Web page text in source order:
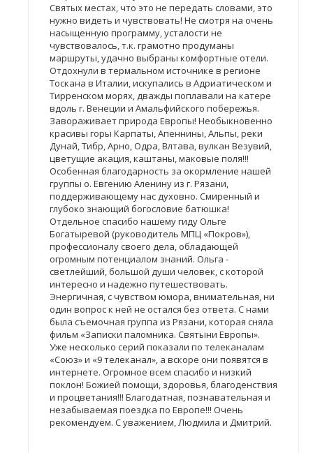
Святых местах, что это не передать словами, это
нужно видеть и чувствовать! Не смотря на очень
насыщенную программу, усталости не
чувствовалось, т.к. грамотно продуманы
маршруты, удачно выбраны комфортные отели.
Отдохнули в термальном источнике в регионе
Тоскана в Италии, искупались в Адриатическом и
Тирренском морях, дважды поплавали на катере
вдоль г. Венеции и Амальфийского побережья.
Завораживает природа Европы! Необыкновенно
красивы горы Карпаты, Апеннины, Альпы, реки
Дунай, Тибр, Арно, Одра, Влтава, вулкан Везувий,
цветущие акация, каштаны, маковые поля!!!
Особенная благодарность за окормление нашей
группы о. Евгению Аленину из г. Рязани,
поддерживающему нас духовно. Смиренный и
глубоко знающий богословие батюшка!
Отдельное спасибо нашему гиду Ольге
Богатыревой (руководитель МПЦ «Покров»),
профессионалу своего дела, обладающей
огромным потенциалом знаний. Ольга -
светлейший, большой души человек, с которой
интересно и надежно путешествовать.
Энергичная, с чувством юмора, внимательная, ни
один вопрос к ней не остался без ответа. С нами
была съемочная группа из Рязани, которая сняла
фильм «Записки паломника. Святыни Европы».
Уже несколько серий показали по телеканалам
«Союз» и «9 телеканал», а вскоре они появятся в
интернете. Огромное всем спасибо и низкий
поклон! Божией помощи, здоровья, благоденствия
и процветания!!! Благодатная, познавательная и
незабываемая поездка по Европе!!! Очень
рекомендуем. С уважением, Людмила и Дмитрий.